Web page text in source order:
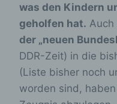
was den Kindern
geholfen hat.
der „neuen
DDR-Zeit) in die
(Liste bisher noch
worden sind,